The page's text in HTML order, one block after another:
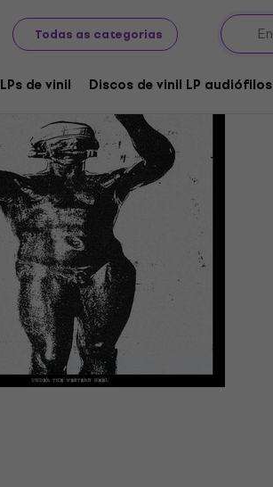
Todas as categorias
LPs de vinil Discos de vinil LP audiófilos